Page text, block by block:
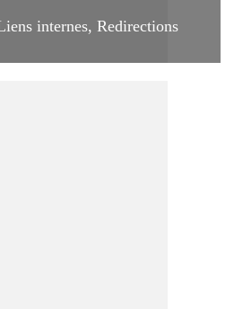
internes, Redirections